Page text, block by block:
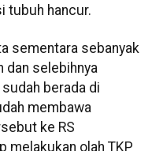
tubuh hancur.
sementara sebanyak
dan selebihnya
berada di
membawa
ke RS
melakukan olah TKP